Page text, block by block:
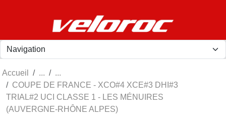
Accueil
COUPE DE FRANCE - XCO#4 XCE#3 DHI#3
TRIAL#2 UCI CLASSE 1 - LES MÉNUIRES
(AUVERGNE-RHÔNE ALPES)